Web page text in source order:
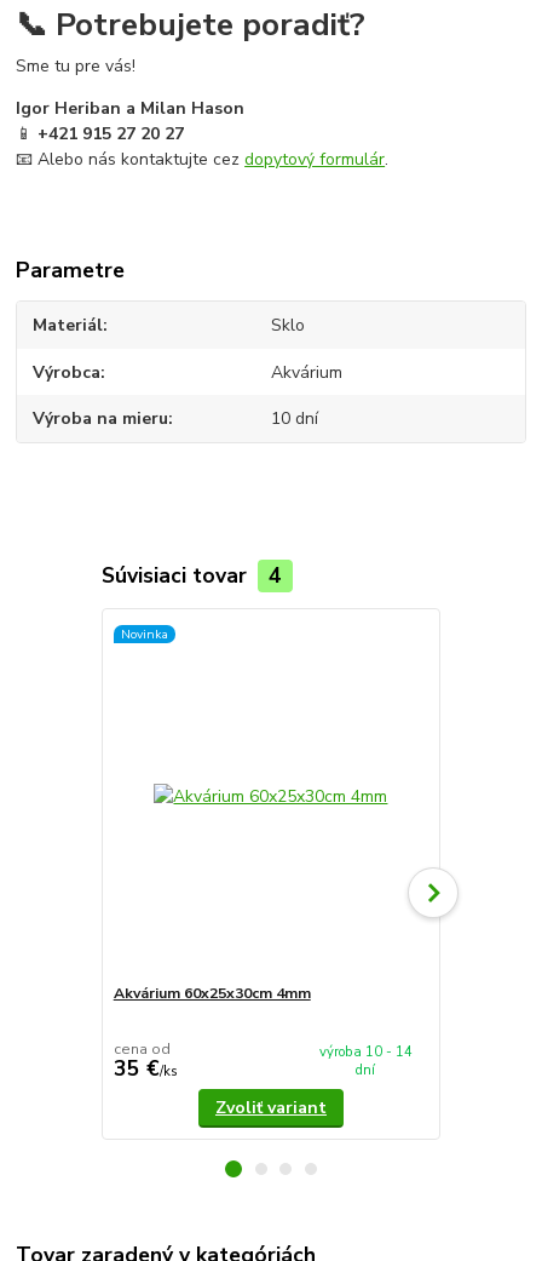
📞 Potrebujete poradiť?
Sme tu pre vás!
Igor Heriban a Milan Hason
📱 +421 915 27 20 27
📧 Alebo nás kontaktujte cezdopytový formulár.
Parametre
Materiál Sklo
Výrobca Akvárium
Výroba na mieru 10 dní
Súvisiaci tovar 4
Novinka
Akvárium 60x25x30cm 4mm
cena od
35 €/ks
výroba 10 - 14
dní
Zvoliť variant
Tovar zaradený v kategóriách